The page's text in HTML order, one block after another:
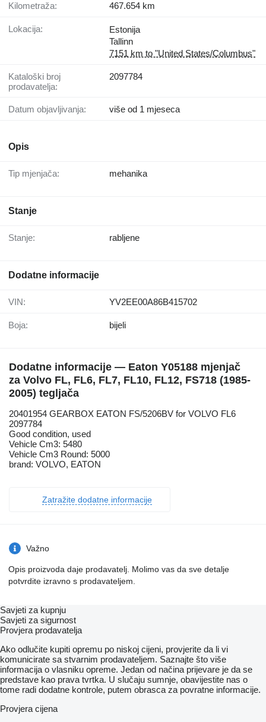
Kilometraža: 467.654 km
Lokacija:
Estonija
Tallinn
7151 km to "United States/Columbus"
Kataloški broj
prodavatelja:
2097784
Datum objavljivanja: više od 1 mjeseca
Opis
Tip mјenjača: mehanika
Stanje
Stanje: rabljene
Dodatne informacije
VIN: YV2EE00A86B415702
Boja: bijeli
Dodatne informacije — Eaton Y05188 mjenjač
za Volvo FL, FL6, FL7, FL10, FL12, FS718 (1985-
2005) tegljača
20401954 GEARBOX EATON FS/5206BV for VOLVO FL6
2097784
Good condition, used
Vehicle Cm3: 5480
Vehicle Cm3 Round: 5000
brand: VOLVO, EATON
Zatražite dodatne informacije
Važno
Opis proizvoda daje prodavatelj. Molimo vas da sve detalje
potvrdite izravno s prodavateljem.
Savjeti za kupnju
Savjeti za sigurnost
Provjera prodavatelja
Ako odlučite kupiti opremu po niskoj cijeni, provjerite da li vi
komunicirate sa stvarnim prodavateljem. Saznajte što više
informacija o vlasniku opreme. Jedan od načina prijevare je da se
predstave kao prava tvrtka. U slučaju sumnje, obavijestite nas o
tome radi dodatne kontrole, putem obrasca za povratne informacije.
Provjera cijena